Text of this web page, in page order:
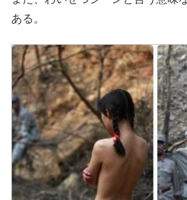
ある。